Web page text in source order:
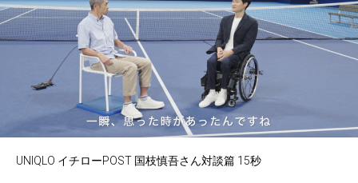
UNIQLO イチローPOST 国枝慎吾さん対談篇 15秒